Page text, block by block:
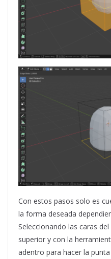
Con estos pasos solo es
la forma deseada
Seleccionando las caras
superior y con la
adentro para hacer la